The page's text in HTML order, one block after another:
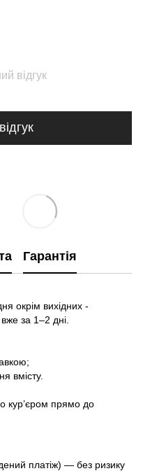
відгук
Гарантія
окрім вихідних -
за 1–2 дні.
вмісту.
кур’єром прямо до
платіж) — без ризику